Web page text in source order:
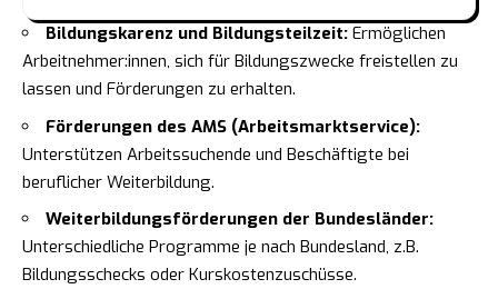
Bildungskarenz und Bildungsteilzeit: Ermöglichen
Arbeitnehmer:innen, sich für Bildungszwecke freistellen zu
lassen und Förderungen zu erhalten.
Förderungen des AMS (Arbeitsmarktservice):
Unterstützen Arbeitssuchende und Beschäftigte bei
beruflicher Weiterbildung.
Weiterbildungsförderungen der Bundesländer:
Unterschiedliche Programme je nach Bundesland, z.B.
Bildungsschecks oder Kurskostenzuschüsse.